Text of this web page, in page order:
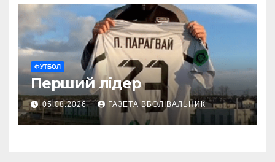
ФУТБОЛ
Перший лідер
05.08.2026 ГАЗЕТА ВБОЛІВАЛЬНИК